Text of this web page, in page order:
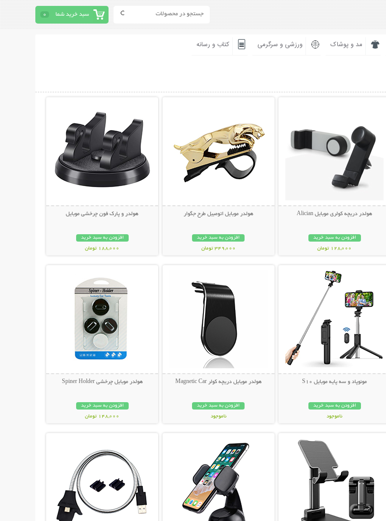
سبد خرید شما 0
مد و پوشاک ورزشی و سرگرمی کتاب و رسانه
هولدر دریچه کولری موبایل Alician
افزودن به سبد خرید
128,000 تومان
هولدر موبایل اتومبیل طرح جگوار
افزودن به سبد خرید
349,000 تومان
هولدر و پارک فون چرخشی موبایل
افزودن به سبد خرید
188,000 تومان
مونوپاد و سه پایه موبایل S10
افزودن به سبد خرید
ناموجود
هولدر موبایل دریچه کولر Magnetic Car
افزودن به سبد خرید
ناموجود
هولدر موبایل چرخشی Spiner Holder
افزودن به سبد خرید
148,000 تومان